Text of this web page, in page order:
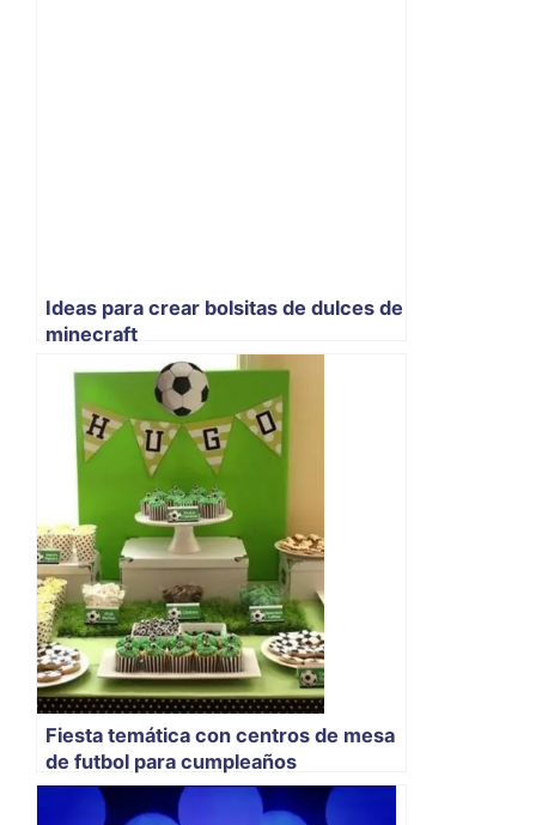
Ideas para crear bolsitas de dulces de
minecraft
Fiesta temática con centros de mesa
de futbol para cumpleaños